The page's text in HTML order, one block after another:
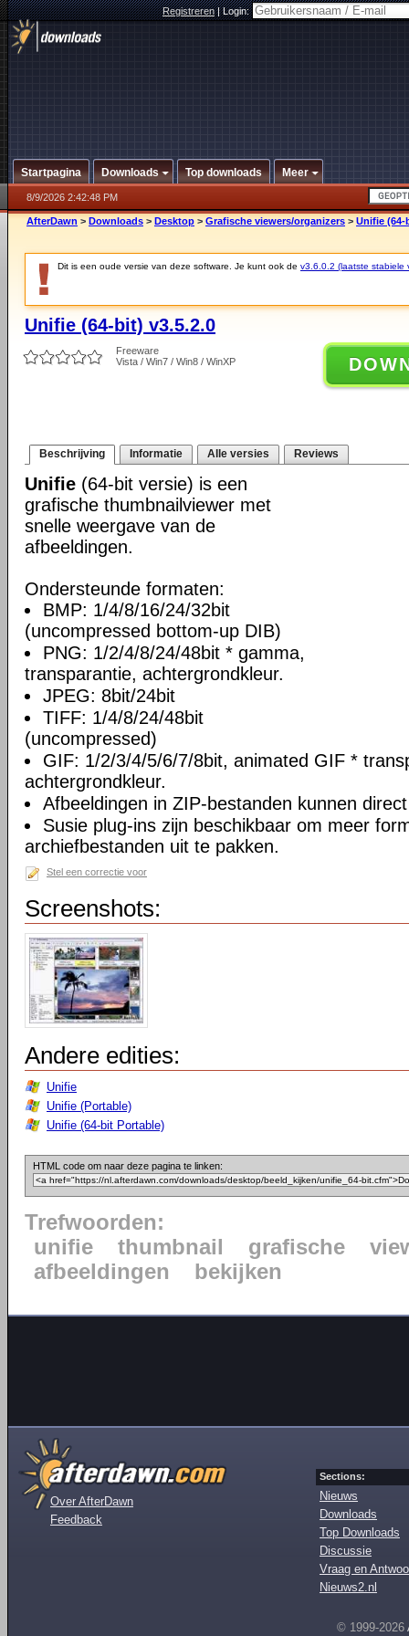
Registreren|Login:
Startpagina Downloads Top downloads Meer
8/9/2026 2:42:48 PM
AfterDawn > Downloads > Desktop > Grafische viewers/organizers > Unifie (64-
Dit is een oude versie van deze software. Je kunt ook de v3.6.0.2 (laatste stabiele
Unifie (64-bit) v3.5.2.0
Freeware
Vista / Win7 / Win8 / WinXP
Beschrijving Informatie Alle versies Reviews
Unifie (64-bit versie) is een
grafische thumbnailviewer met
snelle weergave van de
afbeeldingen.
Ondersteunde formaten:
BMP: 1/4/8/16/24/32bit
(uncompressed bottom-up DIB)
PNG: 1/2/4/8/24/48bit * gamma,
transparantie, achtergrondkleur.
JPEG: 8bit/24bit
TIFF: 1/4/8/24/48bit
(uncompressed)
GIF: 1/2/3/4/5/6/7/8bit, animated GIF *
achtergrondkleur.
Afbeeldingen in ZIP-bestanden kunnen
Susie plug-ins zijn beschikbaar om meer
archiefbestanden uit te pakken.
Stel een correctie voor
Screenshots:
Andere edities:
Unifie
Unifie (Portable)
Unifie (64-bit Portable)
HTML code om naar deze pagina te linken:
Trefwoorden:
unifie
thumbnail grafische
afbeeldingen
bekijken
Over AfterDawn
Feedback
Sections:
Nieuws
Downloads
Top Downloads
Discussie
Vraag en
Nieuws2.nl
© 1999-2026